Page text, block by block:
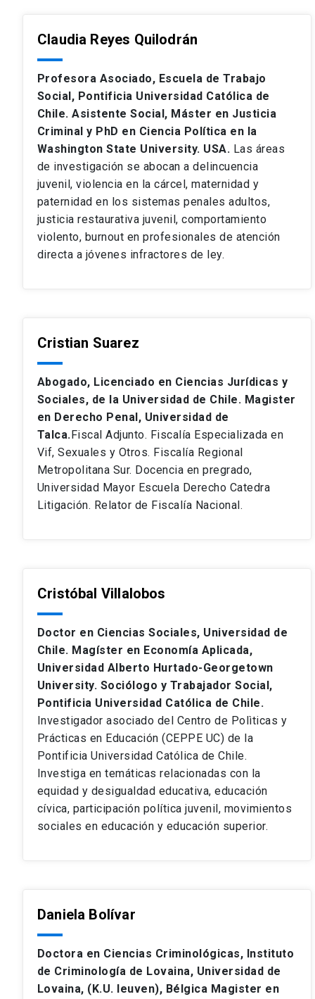
Claudia Reyes Quilodrán
Profesora Asociado, Escuela de Trabajo
Social, Pontificia Universidad Católica de
Chile. Asistente Social, Máster en Justicia
Criminal y PhD en Ciencia Política en la
Washington State University. USA. Las áreas
de investigación se abocan a delincuencia
juvenil, violencia en la cárcel, maternidad y
paternidad en los sistemas penales adultos,
justicia restaurativa juvenil, comportamiento
violento, burnout en profesionales de atención
directa a jóvenes infractores de ley.
Cristian Suarez
Abogado, Licenciado en Ciencias Jurídicas y
Sociales, de la Universidad de Chile. Magister
en Derecho Penal, Universidad de
Talca.Fiscal Adjunto. Fiscalía Especializada en
Vif, Sexuales y Otros. Fiscalía Regional
Metropolitana Sur. Docencia en pregrado,
Universidad Mayor Escuela Derecho Catedra
Litigación. Relator de Fiscalía Nacional.
Cristóbal Villalobos
Doctor en Ciencias Sociales, Universidad de
Chile. Magíster en Economía Aplicada,
Universidad Alberto Hurtado-Georgetown
University. Sociólogo y Trabajador Social,
Pontificia Universidad Católica de Chile.
Investigador asociado del Centro de Polìticas y
Prácticas en Educación (CEPPE UC) de la
Pontificia Universidad Católica de Chile.
Investiga en temáticas relacionadas con la
equidad y desigualdad educativa, educación
cívica, participación política juvenil, movimientos
sociales en educación y educación superior.
Daniela Bolívar
Doctora en Ciencias Criminológicas, Instituto
de Criminología de Lovaina, Universidad de
Lovaina, (K.U. leuven), Bélgica Magister en